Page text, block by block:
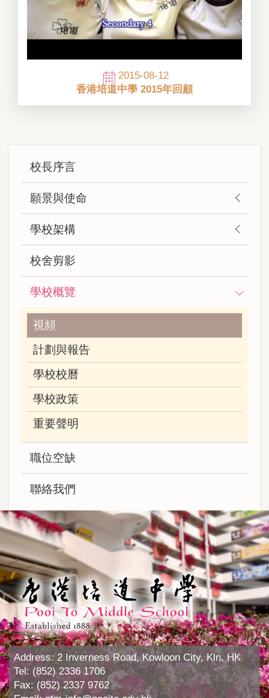
2015-08-12
香港培道中學 2015年回顧
navigation
訂)
校長序言
願景與使命
學校架構
校舍剪影
學校概覽
視頻
計劃與報告
學校校曆
學校政策
重要聲明
職位空缺
聯絡我們
Address:2 Inverness Road, Kowloon City, Kln, HK
Tel: (852) 2336 1706
Fax: (852) 2337 9762